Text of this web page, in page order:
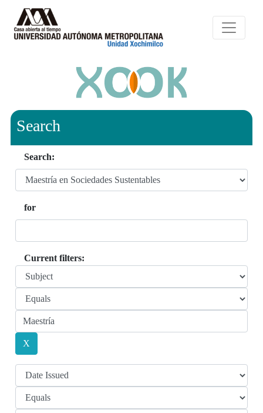
Search
Search:
for
Current filters: